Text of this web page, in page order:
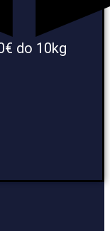
do 10kg